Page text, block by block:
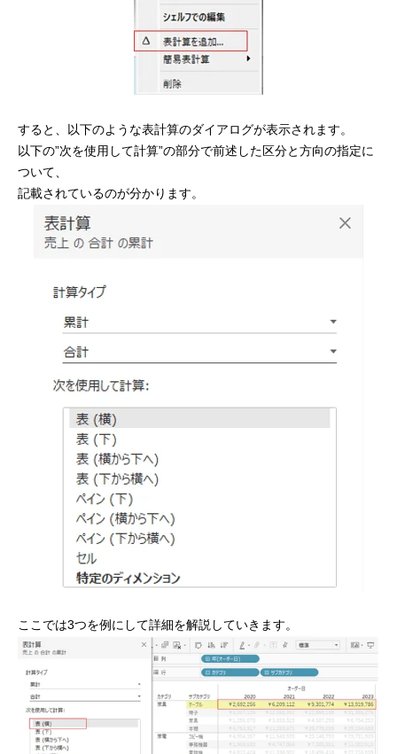
すると、以下のような表計算のダイアログが表示されます。
以下の”次を使用して計算”の部分で前述した区分と方向の指定に
ついて、
記載されているのが分かります。
ここでは3つを例にして詳細を解説していきます。